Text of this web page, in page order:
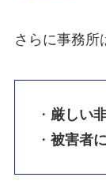
さらに事務所
・ 厳しい
・ 被害者